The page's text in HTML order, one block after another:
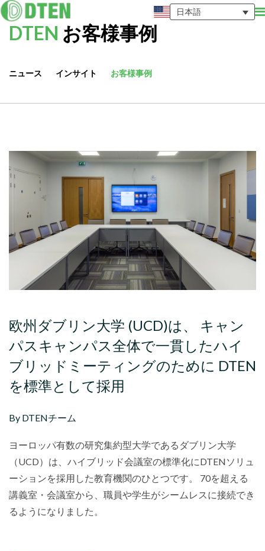
日本語
DTEN お客様事例
ニュース インサイト お客様事例
欧州ダブリン大学 (UCD)は、 キャン
パスキャンパス全体で一貫したハイ
ブリッドミーティングのために DTEN
を標準として採用
By DTENチーム
ヨーロッパ有数の研究集約型大学であるダブリン大学
（UCD）は、ハイブリッド会議室の標準化にDTENソリュ
ーションを採用した教育機関のひとつです。 70を超える
講義室・会議室から、職員や学生がシームレスに接続でき
るようになりました。